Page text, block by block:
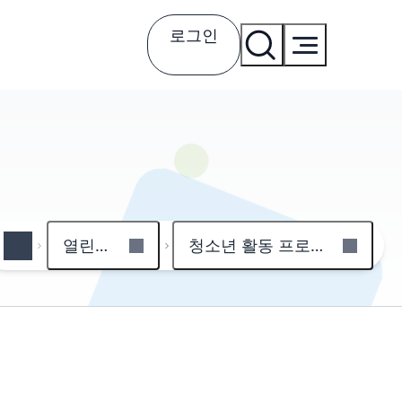
로그인
열린마당 청소년 활동 프로그램